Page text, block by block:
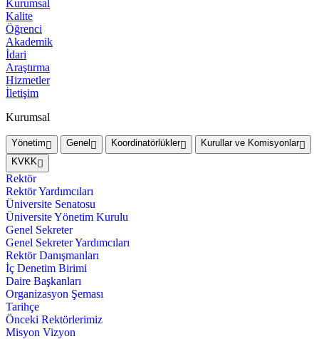
Kurumsal
Kalite
Öğrenci
Akademik
İdari
Araştırma
Hizmetler
İletişim
Kurumsal
Yönetim Genel Koordinatörlükler
Kurullar ve Komisyonlar
KVKK
Rektör
Rektör Yardımcıları
Üniversite Senatosu
Üniversite Yönetim Kurulu
Genel Sekreter
Genel Sekreter Yardımcıları
Rektör Danışmanları
İç Denetim Birimi
Daire Başkanları
Organizasyon Şeması
Tarihçe
Önceki Rektörlerimiz
Misyon Vizyon